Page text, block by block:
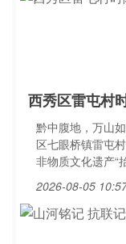
西秀区雷屯村
黔中腹地，万山
区七眼桥镇雷屯
非物质文化遗产“
2026-08-05